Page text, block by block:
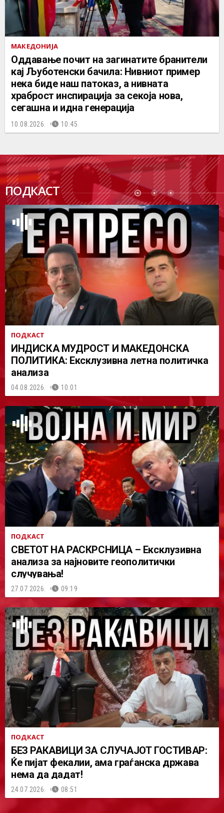
МАКЕДОНИЈА
Оддавање почит на загинатите бранители
кај Љуботенски бачила: Нивниот пример
нека биде наш патоказ, а нивната
храброст инспирација за секоја нова,
сегашна и идна генерација
10.08.2026. 10:45
ПОДКАСТ
ПОДК
АСТ
ПОДКАСТ
ИНДИСКА МУДРОСТ И МАКЕДОНСКА
ПОЛИТИКА: Ексклузивна летна политичка
анализа
04.08.2026. 10:01
ПОДКАСТ
СВЕТОТ НА РАСКРСНИЦА – Ексклузивна
анализа за најновите геополитички
случувања!
27.07.2026. 09:19
ПОДКАСТ
БЕЗ РАКАВИЦИ ЗА СЛУЧАЈОТ ГОСТИВАР:
Ќе пијат фекалии, ама граѓанска држава
нема да дадат!
24.07.2026. 08:51